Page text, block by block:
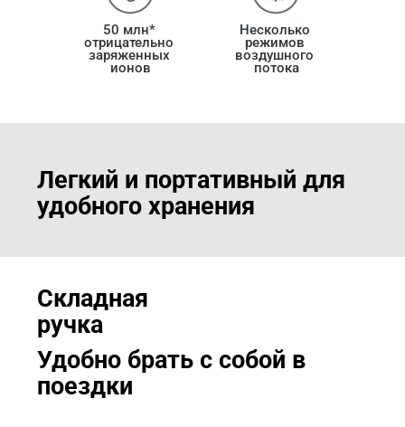
50 млн*
отрицательно
заряженных
ионов
Несколько
режимов
воздушного
потока
Легкий и портативный для
удобного хранения
Складная
ручка
Удобно брать с собой в
поездки